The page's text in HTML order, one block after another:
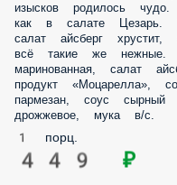
изысков родилось
как в салате Цезарь.
салат айсберг
всё такие же нежные.
маринованная, салат
продукт «Моцарелла»,
пармезан, соус сырный
дрожжевое, мука в/с.
1 порц.
449 ₽